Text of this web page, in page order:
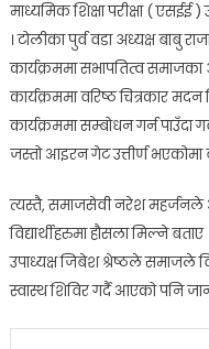
माध्यमिक शिक्षा परीक्षा ( एसईई
। टोलीका पुर्व वडा अध्यक्ष बाबु
कार्यक्रममा सभापतित्व
कार्यक्रममा वरिष्ठ चित्रकार
कार्यक्रममा सम्बोधन गर्न पाउँदा
जस्तो आइरन गेट उत्तीर्ण भएकोमा
त्यस्तै, समाजसेवी नरेश महर्जनले
विद्यार्थीहरुमा हौसला मिल्ने
उपाध्यक्ष जिबेश श्रेष्ठले समाजले
स्वास्थ शिविर गर्दै आएको पनि